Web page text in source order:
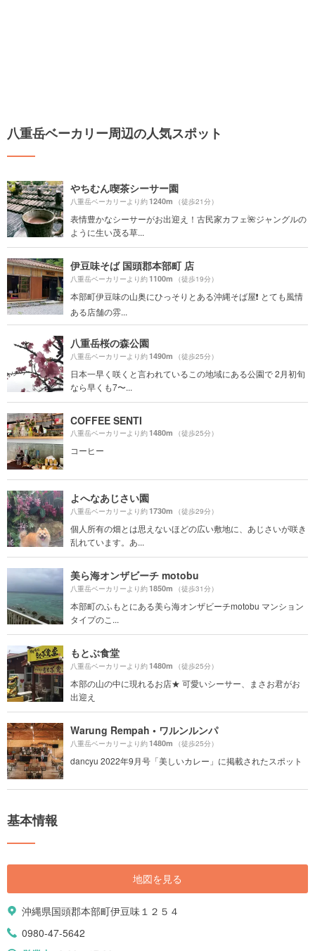
八重岳ベーカリー周辺の人気スポット
やちむん喫茶シーサー園
八重岳ベーカリーより約1240m （徒歩21分）
表情豊かなシーサーがお出迎え！古民家カフェ🌺ジャングルの
ように生い茂る草...
伊豆味そば 国頭郡本部町 店
八重岳ベーカリーより約1100m （徒歩19分）
本部町伊豆味の山奥にひっそりとある沖縄そば屋❗️ とても風情
ある店舗の雰...
八重岳桜の森公園
八重岳ベーカリーより約1490m （徒歩25分）
日本一早く咲くと言われているこの地域にある公園で 2月初旬
なら早くも7〜...
COFFEE SENTI
八重岳ベーカリーより約1480m （徒歩25分）
コーヒー
よへなあじさい園
八重岳ベーカリーより約1730m （徒歩29分）
個人所有の畑とは思えないほどの広い敷地に、あじさいが咲き
乱れています。あ...
美ら海オンザビーチ motobu
八重岳ベーカリーより約1850m （徒歩31分）
本部町のふもとにある美ら海オンザビーチmotobu マンション
タイプのこ...
もとぶ食堂
八重岳ベーカリーより約1480m （徒歩25分）
本部の山の中に現れるお店★ 可愛いシーサー、まさお君がお
出迎え
Warung Rempah • ワルンルンパ
八重岳ベーカリーより約1480m （徒歩25分）
dancyu 2022年9月号「美しいカレー」に掲載されたスポット
基本情報
地図を見る
沖縄県国頭郡本部町伊豆味１２５４
0980-47-5642